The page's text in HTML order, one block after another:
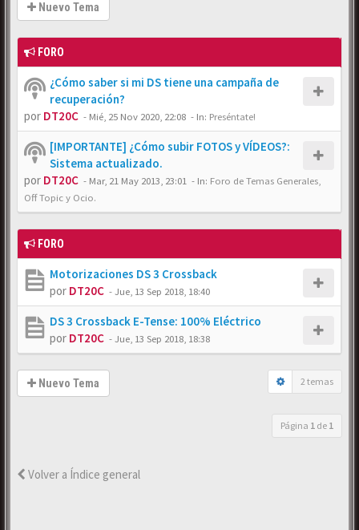
Nuevo Tema
FORO
¿Cómo saber si mi DS tiene una campaña de
recuperación?
por DT20C - Mié, 25 Nov 2020, 22:08 - In: Preséntate!
[IMPORTANTE] ¿Cómo subir FOTOS y VÍDEOS?:
Sistema actualizado.
por DT20C - Mar, 21 May 2013, 23:01 - In: Foro de Temas Generales,
Off Topic y Ocio.
FORO
Motorizaciones DS 3 Crossback
por DT20C -Jue, 13 Sep 2018, 18:40
DS 3 Crossback E-Tense: 100% Eléctrico
por DT20C -Jue, 13 Sep 2018, 18:38
Nuevo Tema 2 temas
Página 1 de 1
Volver a Índice general